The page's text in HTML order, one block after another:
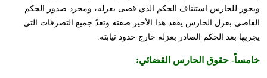
ويجوز للحارس استئناف الحكم الذي قضى بعزله، ومجرد صدور الحكم
القاضي بعزل الحارس يفقد هذا الأخير صفته وتعدّ جميع التصرفات التي
يجريها بعد الحكم الصادر بعزله خارج حدود نيابته.
خامساً- حقوق الحارس القضائي: